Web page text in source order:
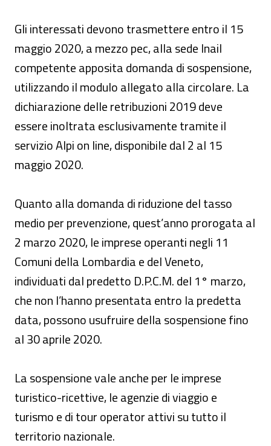
Gli interessati devono trasmettere entro il 15
maggio 2020, a mezzo pec, alla sede Inail
competente apposita domanda di sospensione,
utilizzando il modulo allegato alla circolare. La
dichiarazione delle retribuzioni 2019 deve
essere inoltrata esclusivamente tramite il
servizio Alpi on line, disponibile dal 2 al 15
maggio 2020.
Quanto alla domanda di riduzione del tasso
medio per prevenzione, quest’anno prorogata al
2 marzo 2020, le imprese operanti negli 11
Comuni della Lombardia e del Veneto,
individuati dal predetto D.P.C.M. del 1° marzo,
che non l’hanno presentata entro la predetta
data, possono usufruire della sospensione fino
al 30 aprile 2020.
La sospensione vale anche per le imprese
turistico-ricettive, le agenzie di viaggio e
turismo e di tour operator attivi su tutto il
territorio nazionale.